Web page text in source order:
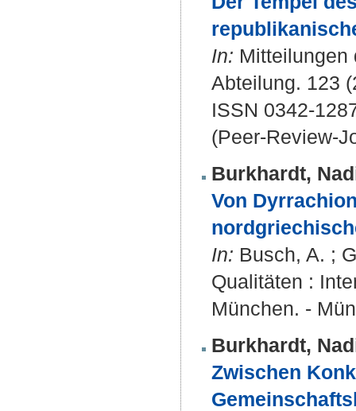
In: Mitteilungen
Abteilung. 123
ISSN 0342-
(Peer-Review-
Burkhardt,
Von
In: Busch, A. ;
Qualitäten :
München. -
Burkhardt,
Zwischen